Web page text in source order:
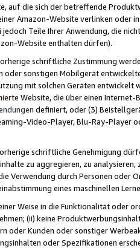
auf die sich der betreffende
Amazon-Website verlinken oder
Teile Ihrer Anwendung, die
Website enthalten dürfen).
schriftliche Zustimmung
sonstigen Mobilgerät
mit solchen Geräten
Website, die über einen
definiert, oder (3)
Video-Player, Blu-Ray-Player
schriftliche Genehmigung
zu aggregieren, zu
Verwendung durch Personen
eines maschinellen
Weise in die Funktionalität oder
(ii) keine
oder Kunden oder sonstiger
oder Spezifikationen